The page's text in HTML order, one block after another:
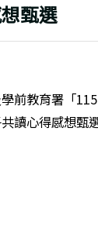
甄選
前教育署「
讀心得感想甄